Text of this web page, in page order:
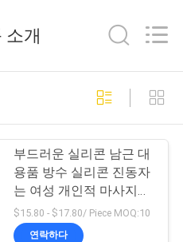
자 성적
58
소개
부드러운 실리콘 남근 대
용품 방수 실리콘 진동자
는 여성 개인적 마사지사
를 맞추어줍니다
$15.80 - $17.80/ Piece MOQ:10
연락하다